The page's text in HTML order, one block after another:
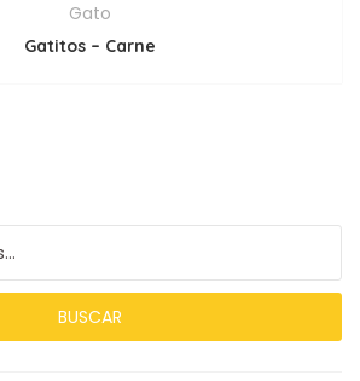
Gato
Gatitos – Carne
BUSCAR